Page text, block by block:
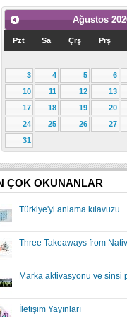
Ağustos
Pzt Sa Çrş Prş
3
4 5 6
10
11 12 13
17
18 19 20
24
25 26 27
31
ÇOK OKUNANLAR
Türkiye'yi anlama kılavuzu
Three Takeaways from
Marka aktivasyonu ve sinsi
İletişim Yayınları